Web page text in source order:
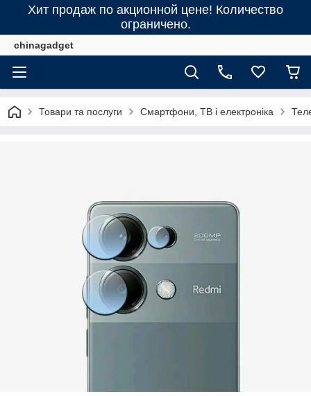
Хит продаж по акционной цене! Количество
ограничено.
chinagadget
Товари та послуги Смартфони, ТВ і електроніка